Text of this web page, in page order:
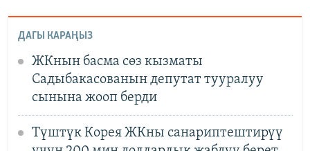
ДАГЫ КАРАҢЫЗ
ЖКнын басма сөз кызматы
Садыбакасованын депутат тууралуу
сынына жооп берди
Түштүк Корея ЖКны санариптештирүү